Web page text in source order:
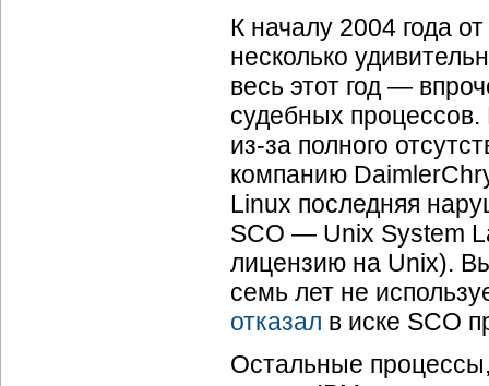
К началу 2004 года
несколько
весь этот год —
судебных
из-за полного
компанию
Linux последняя
SCO — Unix System
лицензию на Unix).
семь лет не
отказал в иске SCO
Остальные